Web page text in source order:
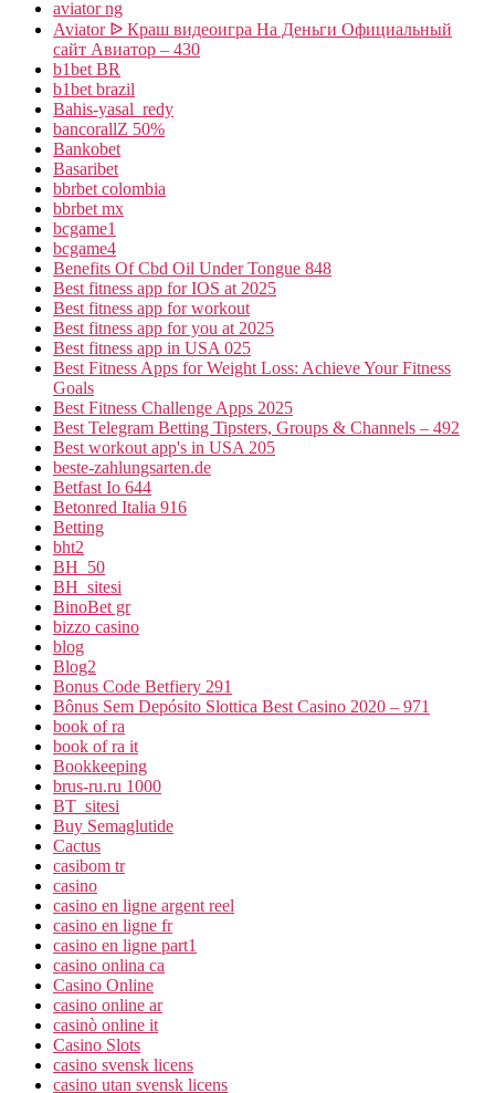
aviator ng
Aviator ᐉ Краш видеоигра На Деньги Официальный
сайт Авиатор – 430
b1bet BR
b1bet brazil
Bahis-yasal_redy
bancorallZ 50%
Bankobet
Basaribet
bbrbet colombia
bbrbet mx
bcgame1
bcgame4
Benefits Of Cbd Oil Under Tongue 848
Best fitness app for IOS at 2025
Best fitness app for workout
Best fitness app for you at 2025
Best fitness app in USA 025
Best Fitness Apps for Weight Loss: Achieve Your Fitness
Goals
Best Fitness Challenge Apps 2025
Best Telegram Betting Tipsters, Groups & Channels – 492
Best workout app's in USA 205
beste-zahlungsarten.de
Betfast Io 644
Betonred Italia 916
Betting
bht2
BH_50
BH_sitesi
BinoBet gr
bizzo casino
blog
Blog2
Bonus Code Betfiery 291
Bônus Sem Depósito Slottica Best Casino 2020 – 971
book of ra
book of ra it
Bookkeeping
brus-ru.ru 1000
BT_sitesi
Buy Semaglutide
Cactus
casibom tr
casino
casino en ligne argent reel
casino en ligne fr
casino en ligne part1
casino onlina ca
Casino Online
casino online ar
casinò online it
Casino Slots
casino svensk licens
casino utan svensk licens